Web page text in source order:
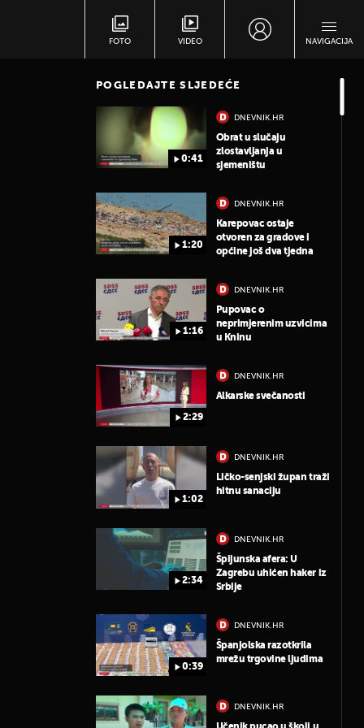
FOTO VIDEO NAVIGACIJA
POGLEDAJTE SLJEDEĆE
0:41
DNEVNIK.HR
Obrat u slučaju
zlostavljanja u
sjemeništu
1:20
DNEVNIK.HR
Karepovac ostaje
otvoren za gradove i
općine još dva tjedna
1:16
DNEVNIK.HR
Pupovac o
neprimjerenim uzvicima
u Kninu
2:29
DNEVNIK.HR
Alkarske svečanosti
1:02
DNEVNIK.HR
Ličko-senjski župan traži
hitnu sanaciju
2:34
DNEVNIK.HR
Špijunska afera: U
Zagrebu uhićen haker iz
Srbije
0:39
DNEVNIK.HR
Španjolska razotkrila
mrežu trgovine ljudima
DNEVNIK.HR